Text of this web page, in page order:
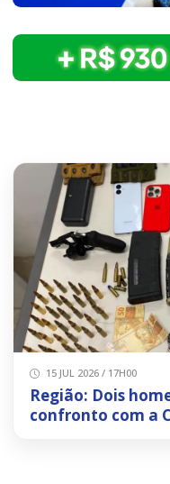
15 JUL 2026 / 17H00
Região: Dois
confronto com a